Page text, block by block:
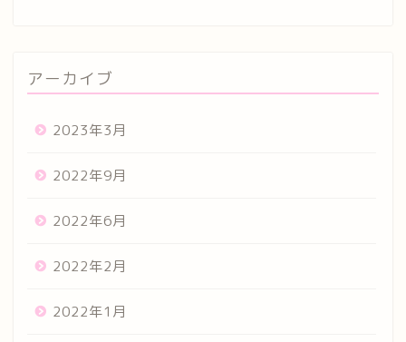
アーカイブ
2023年3月
2022年9月
2022年6月
2022年2月
2022年1月